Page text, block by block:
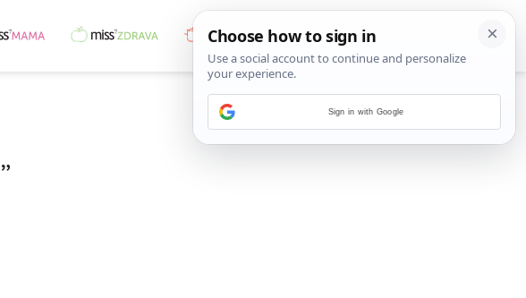
”
Sign in with Google